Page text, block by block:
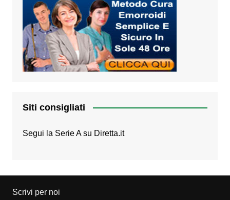
Siti consigliati
Segui la Serie A su Diretta.it
Scrivi per noi